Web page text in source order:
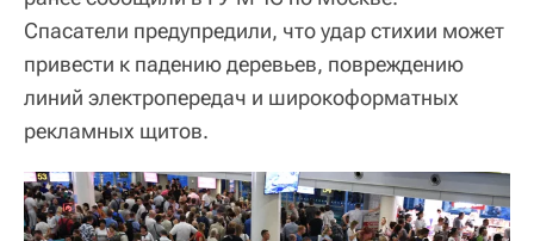
Спасатели предупредили, что удар стихии может
привести к падению деревьев, повреждению
линий электропередач и широкоформатных
рекламных щитов.